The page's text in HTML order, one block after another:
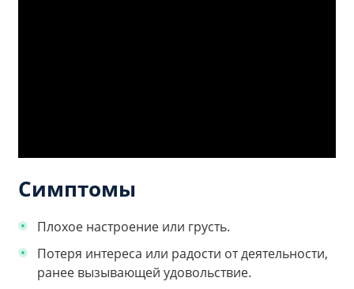
Симптомы
Плохое настроение или грусть.
Потеря интереса или радости от деятельности,
ранее вызывающей удовольствие.